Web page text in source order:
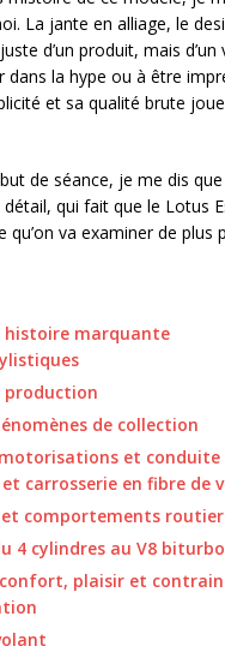
La jante en alliage, le
d’un produit, mais
la hype ou à être
et sa qualité brute
de séance, je me dis
qui fait que le Lotus
va examiner de plus
histoire marquante
production
de collection
et conduite
carrosserie en fibre de
et comportements
4 cylindres au V8 biturbo
confort, plaisir et